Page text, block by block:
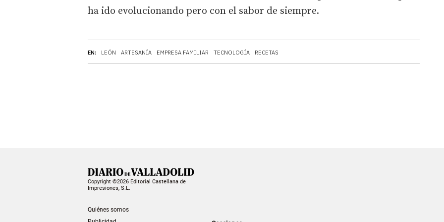
EN: LEÓN ARTESANÍA EMPRESA FAMILIAR TECNOLOGÍA RECETAS
ha ido evolucionando pero con el sabor de siempre.
Copyright ©2026 Editorial Castellana de
Impresiones, S.L.
Quiénes somos